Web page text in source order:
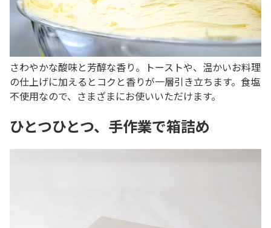
さわやかな酸味と芳醇な香り。トーストや、温かいお料理
の仕上げに加えるとコクと香りが一層引き立ちます。食塩
不使用なので、さまざまにお使いいただけます。
ひとつひとつ、手作業で箱詰め